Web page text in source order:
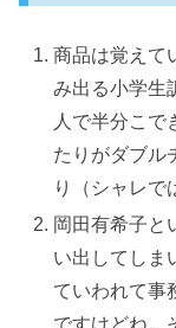
商品は覚えて
み出る小学生
人で半分こで
たりがダブル
り（シャレで
岡田有希子と
い出してしま
ていわれて事